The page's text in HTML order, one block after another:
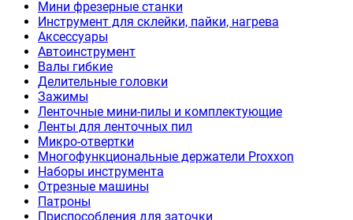
Мини фрезерные станки
Инструмент для склейки, пайки, нагрева
Аксессуары
Автоинструмент
Валы гибкие
Делительные головки
Зажимы
Ленточные мини-пилы и комплектующие
Ленты для ленточных пил
Микро-отвертки
Многофункциональные держатели Proxxon
Наборы инструмента
Отрезные машины
Патроны
Приспособления для заточки